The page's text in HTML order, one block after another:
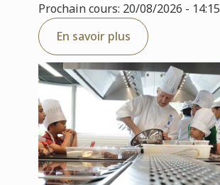
Prochain cours: 20/08/2026 - 14:15
En savoir plus